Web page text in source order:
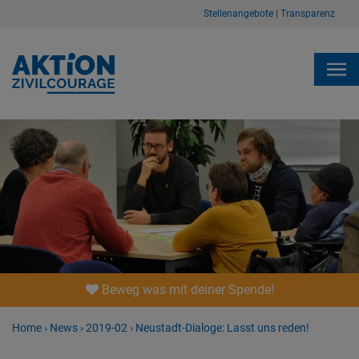
Stellenangebote Transparenz
Beweg was mit deiner Spende!
Home › News ›2019-02 › Neustadt-Dialoge: Lasst uns reden!